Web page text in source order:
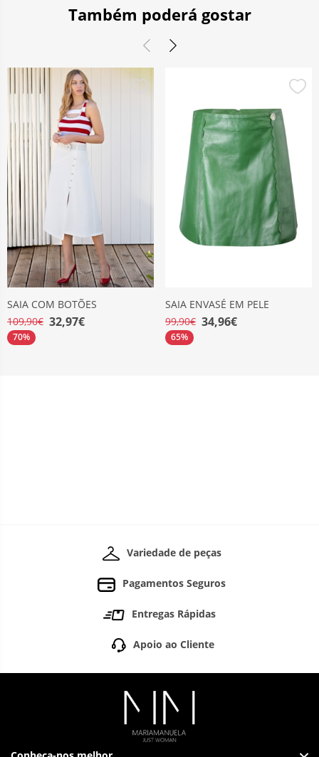
Também poderá gostar
SAIA COM BOTÕES
109,90€ 32,97€
70%
SAIA ENVASÉ EM PELE
99,90€ 34,96€
65%
Variedade de peças
Pagamentos Seguros
Entregas Rápidas
Apoio ao Cliente